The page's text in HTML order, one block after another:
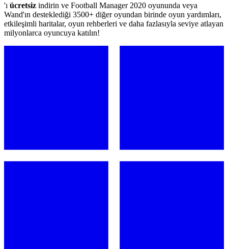
'ı ücretsiz indirin ve Football Manager 2020 oyununda veya
Wand'ın desteklediği 3500+ diğer oyundan birinde oyun yardımları,
etkileşimli haritalar, oyun rehberleri ve daha fazlasıyla seviye atlayan
milyonlarca oyuncuya katılın!